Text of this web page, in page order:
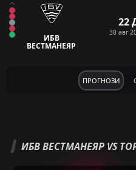
ИБВ
ВЕСТМАНЕЯР
22
30 авг
ПРОГНОЗИ
ИБВ ВЕСТМАНЕЯР VS